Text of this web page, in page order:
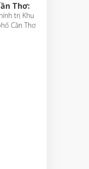
Thơ:
trị Khu
Cần Thơ